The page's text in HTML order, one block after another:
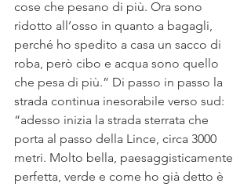
cose che pesano di più. Ora sono
ridotto all’osso in quanto a bagagli,
perché ho spedito a casa un sacco di
roba, però cibo e acqua sono quello
che pesa di più.” Di passo in passo la
strada continua inesorabile verso sud:
“adesso inizia la strada sterrata che
porta al passo della Lince, circa 3000
metri. Molto bella, paesaggisticamente
perfetta, verde e come ho già detto è